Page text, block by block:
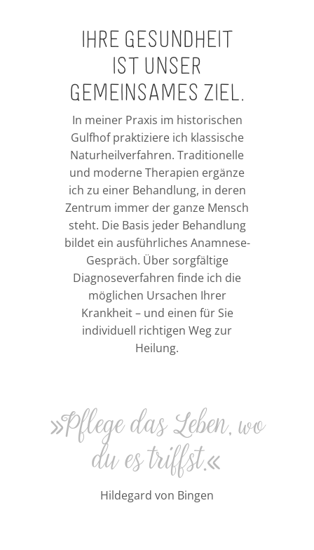
Ihre Gesundheit
ist unser
gemeinsames Ziel.
In meiner Praxis im historischen
Gulfhof praktiziere ich klassische
Naturheilverfahren. Traditionelle
und moderne Therapien ergänze
ich zu einer Behandlung, in deren
Zentrum immer der ganze Mensch
steht. Die Basis jeder Behandlung
bildet ein ausführliches Anamnese-
Gespräch. Über sorgfältige
Diagnoseverfahren finde ich die
möglichen Ursachen Ihrer
Krankheit – und einen für Sie
individuell richtigen Weg zur
Heilung.
»Pflege das Leben, wo
du es triffst.«
Hildegard von Bingen